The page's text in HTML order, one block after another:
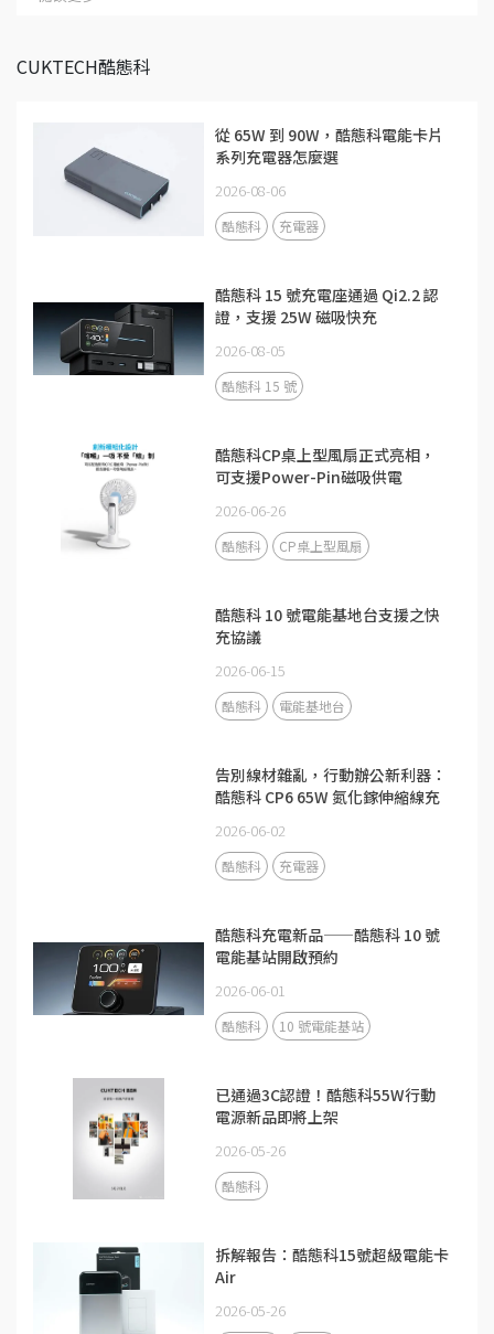
CUKTECH酷態科
從 65W 到 90W，酷態科電能卡片
系列充電器怎麼選
2026-08-06
酷態科 充電器
酷態科 15 號充電座通過 Qi2.2 認
證，支援 25W 磁吸快充
2026-08-05
酷態科 15 號
酷態科CP桌上型風扇正式亮相，
可支援Power-Pin磁吸供電
2026-06-26
酷態科 CP桌上型風扇
酷態科 10 號電能基地台支援之快
充協議
2026-06-15
酷態科 電能基地台
告別線材雜亂，行動辦公新利器：
酷態科 CP6 65W 氮化鎵伸縮線充
2026-06-02
酷態科 充電器
酷態科充電新品——酷態科 10 號
電能基站開啟預約
2026-06-01
酷態科 10 號電能基站
已通過3C認證！酷態科55W行動
電源新品即將上架
2026-05-26
酷態科
拆解報告：酷態科15號超級電能卡
Air
2026-05-26